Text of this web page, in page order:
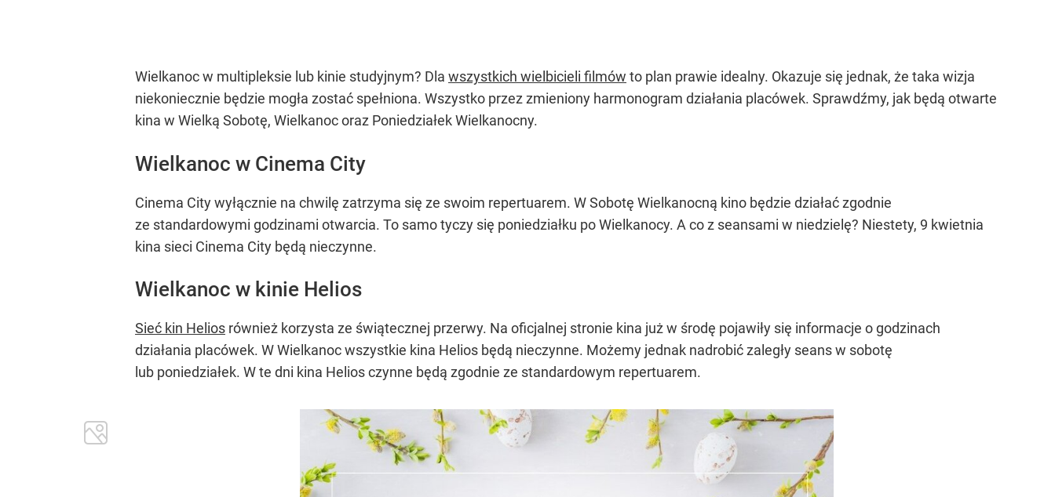
Wielkanoc w multipleksie lub kinie studyjnym? Dla wszystkich wielbicieli filmów to plan prawie idealny. Okazuje się jednak, że taka wizja
niekoniecznie będzie mogła zostać spełniona. Wszystko przez zmieniony harmonogram działania placówek. Sprawdźmy, jak będą otwarte
kina w Wielką Sobotę, Wielkanoc oraz Poniedziałek Wielkanocny.
Wielkanoc w Cinema City
Cinema City wyłącznie na chwilę zatrzyma się ze swoim repertuarem. W Sobotę Wielkanocną kino będzie działać zgodnie
ze standardowymi godzinami otwarcia. To samo tyczy się poniedziałku po Wielkanocy. A co z seansami w niedzielę? Niestety, 9 kwietnia
kina sieci Cinema City będą nieczynne.
Wielkanoc w kinie Helios
Sieć kin Helios również korzysta ze świątecznej przerwy. Na oficjalnej stronie kina już w środę pojawiły się informacje o godzinach
działania placówek. W Wielkanoc wszystkie kina Helios będą nieczynne. Możemy jednak nadrobić zaległy seans w sobotę
lub poniedziałek. W te dni kina Helios czynne będą zgodnie ze standardowym repertuarem.